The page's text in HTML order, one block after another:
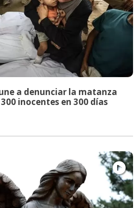
a denunciar la matanza
inocentes en 300 días